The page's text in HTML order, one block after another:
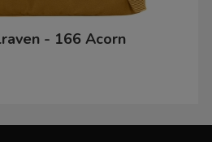
- 166 Acorn